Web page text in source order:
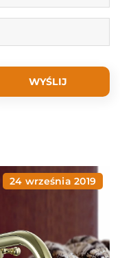
24 września 2019